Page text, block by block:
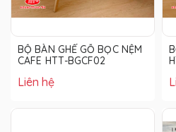
BỘ BÀN GHẾ GỖ BỌC NỆM
CAFE HTT-BGCF02
Liên hệ